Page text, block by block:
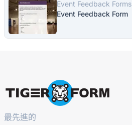
Event Feedback Forms
Event Feedback Form
最先進的